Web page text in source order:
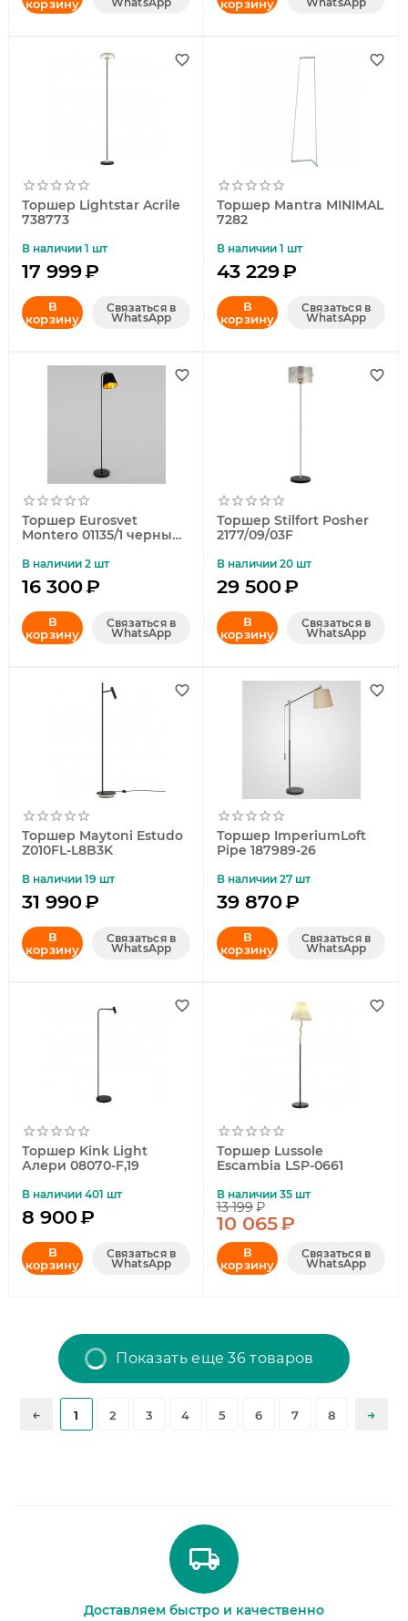
корзину корзину
Торшер Lightstar Acrile
738773
В наличии 1 шт
17 999₽
В
корзину
Связаться в
WhatsApp
Торшер Mantra MINIMAL
7282
В наличии 1 шт
43 229₽
В
корзину
Связаться в
WhatsApp
Торшер Eurosvet
Montero 01135/1 черный
В наличии 2 шт
16 300₽
В
корзину
Связаться в
WhatsApp
Торшер Stilfort Posher
2177/09/03F
В наличии 20 шт
29 500₽
В
корзину
Связаться в
WhatsApp
Торшер Maytoni Estudo
Z010FL-L8B3K
В наличии 19 шт
31 990₽
В
корзину
Связаться в
WhatsApp
Торшер ImperiumLoft
Pipe 187989-26
В наличии 27 шт
39 870₽
В
корзину
Связаться в
WhatsApp
Торшер Kink Light
Алери 08070-F,19
В наличии 401 шт
8 900₽
В
корзину
Связаться в
WhatsApp
Торшер Lussole
Escambia LSP-0661
В наличии 35 шт
13 199₽
10 065₽
В
корзину
Связаться в
WhatsApp
Показать еще 36 товаров
1 2 3 4 5 6 7 8
Доставляем быстро и качественно